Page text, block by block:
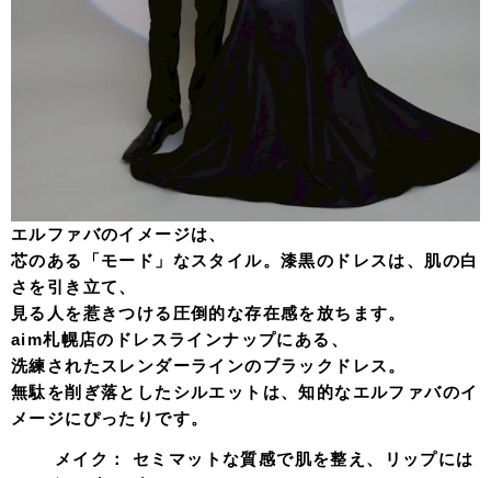
エルファバのイメージは、
芯のある「モード」なスタイル。漆黒のドレスは、肌の白
さを引き立て、
見る人を惹きつける圧倒的な存在感を放ちます。
aim札幌店のドレスラインナップにある、
洗練されたスレンダーラインのブラックドレス。
無駄を削ぎ落としたシルエットは、知的なエルファバのイ
メージにぴったりです。
メイク：
セミマットな質感で肌を整え、リップには